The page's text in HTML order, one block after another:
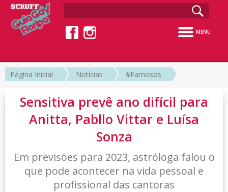
MENU
Página Inicial Notícias #Famosos
Sensitiva prevê ano difícil para
Anitta, Pabllo Vittar e Luísa
Sonza
Em previsões para 2023, astróloga falou o
que pode acontecer na vida pessoal e
profissional das cantoras